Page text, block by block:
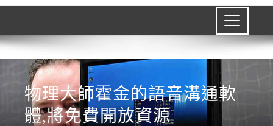
物理大師霍金的語音溝通軟
體,將免費開放資源